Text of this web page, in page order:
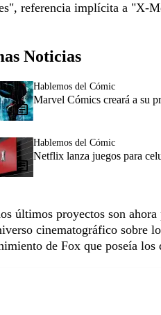
referencia implícita a "X-
Noticias
Hablemos del Cómic
Marvel Cómics creará a su
Hablemos del Cómic
Netflix lanza juegos para
últimos proyectos son
cinematográfico sobre
de Fox que poseía